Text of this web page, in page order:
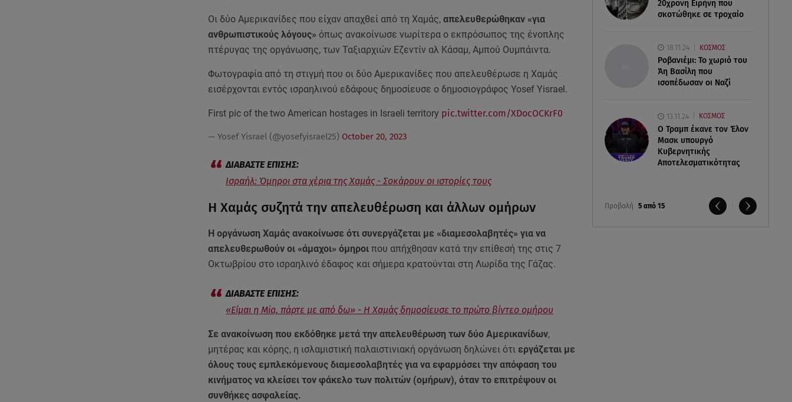
20χρονη Ειρήνη που
σκοτώθηκε σε τροχαίο
18.11.24 ΚΟΣΜΟΣ
Ροβανιέμι: Το χωριό του
Άη Βασίλη που
ισοπέδωσαν οι Ναζί
13.11.24 ΚΟΣΜΟΣ
O Τραμπ έκανε τον Έλον
Μασκ υπουργό
Κυβερνητικής
Αποτελεσματικότητας
Προβολή 5 από 15
Οι δύο Αμερικανίδες που είχαν απαχθεί από τη Χαμάς, απελευθερώθηκαν «για
ανθρωπιστικούς λόγους» όπως ανακοίνωσε νωρίτερα ο εκπρόσωπος της ένοπλης
πτέρυγας της οργάνωσης, των Ταξιαρχιών Εζεντίν αλ Κάσαμ, Αμπού Ουμπάιντα.
Φωτογραφία από τη στιγμή που οι δύο Αμερικανίδες που απελευθέρωσε η Χαμάς
εισέρχονται εντός ισραηλινού εδάφους δημοσίευσε ο δημοσιογράφος Yosef Yisrael.
First pic of the two American hostages in Israeli territory pic.twitter.com/XDocOCKrF0
— Yosef Yisrael (@yosefyisrael25) October 20, 2023
Ισραήλ: Όμηροι στα χέρια της Χαμάς - Σοκάρουν οι ιστορίες τους
Η Χαμάς συζητά την απελευθέρωση και άλλων ομήρων
Η οργάνωση Χαμάς ανακοίνωσε ότι συνεργάζεται με «διαμεσολαβητές» για να
απελευθερωθούν οι «άμαχοι» όμηροι που απήχθησαν κατά την επίθεσή της στις 7
Οκτωβρίου στο ισραηλινό έδαφος και σήμερα κρατούνται στη Λωρίδα της Γάζας.
«Είμαι η Mia, πάρτε με από δω» - Η Χαμάς δημοσίευσε το πρώτο βίντεο ομήρου
Σε ανακοίνωση που εκδόθηκε μετά την απελευθέρωση των δύο Αμερικανίδων,
μητέρας και κόρης, η ισλαμιστική παλαιστινιακή οργάνωση δηλώνει ότι εργάζεται με
όλους τους εμπλεκόμενους διαμεσολαβητές για να εφαρμόσει την απόφαση του
κινήματος να κλείσει τον φάκελο των πολιτών (ομήρων), όταν το επιτρέψουν οι
συνθήκες ασφαλείας.